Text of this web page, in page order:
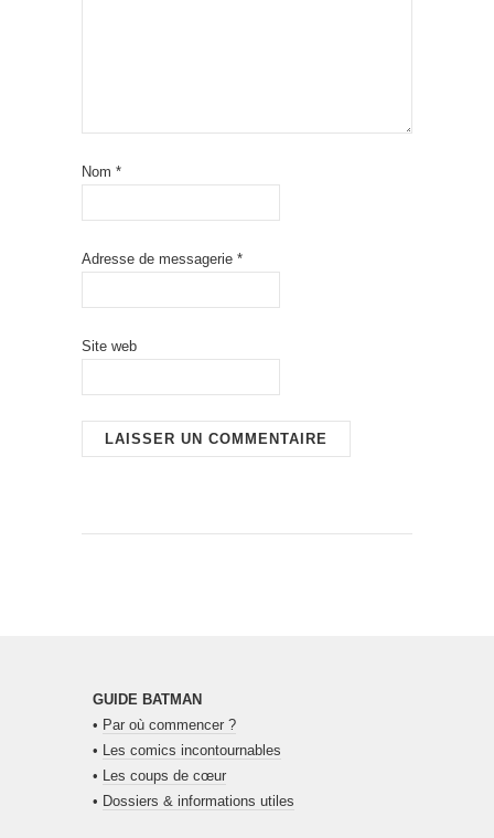
Nom *
Adresse de messagerie *
Site web
GUIDE BATMAN
• Par où commencer ?
• Les comics incontournables
• Les coups de cœur
• Dossiers & informations utiles